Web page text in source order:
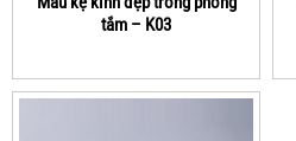
tắm – K03